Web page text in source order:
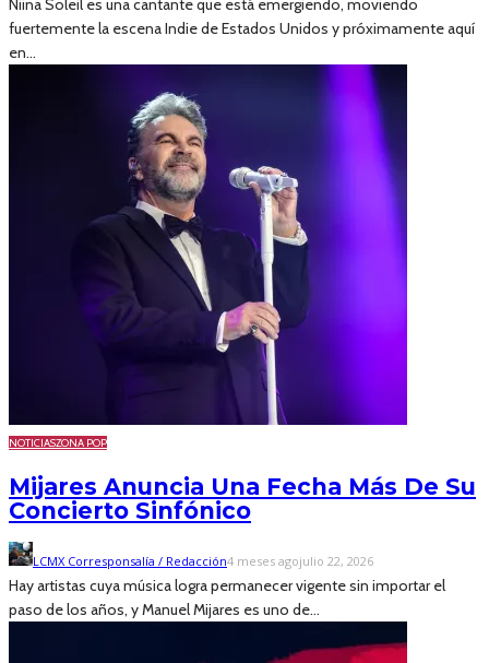
Niina Soleil es una cantante que está emergiendo, moviendo
fuertemente la escena Indie de Estados Unidos y próximamente aquí
en...
NOTICIASZONA POP
Mijares Anuncia Una Fecha Más De Su
Concierto Sinfónico
LCMX Corresponsalía / Redacción4 meses agojulio 22, 2026
Hay artistas cuya música logra permanecer vigente sin importar el
paso de los años, y Manuel Mijares es uno de...